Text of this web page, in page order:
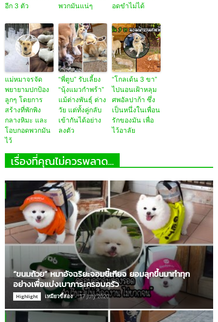
อีก 3 ตัว
พวกมันแน่ๆ
อดขำไม่ได้
แม่หมาจรจัด
พยายามปกป้อง
ลูกๆ โดยการ
สร้างที่พักพิง
กลางหิมะ และ
โอบกอดพวกมัน
ไว้
“พี่ตูบ” รับเลี้ยง
“นุ้งแมวกำพร้า”
แม้ต่างพันธุ์ ต่าง
วัย แต่ทั้งคู่กลับ
เข้ากันได้อย่าง
ลงตัว
“โกลเด้น 3 ขา”
ไปนอนเฝ้าหลุม
ศพอัลปาก้า ซึ่ง
เป็นหนึ่งในเพื่อน
รักของมัน เพื่อ
ไว้อาลัย
เรื่องที่คุณไม่ควรพลาด...
“ขนมถ้วย” หมาอัจฉริยะจอมขี้เกียจ ยอมลุกขึ้นมาทำทุก
อย่างเพื่อแบ่งเบาภาระครอบครัว
Highlight เหมียวขี้ส่อง - 17 July 2020